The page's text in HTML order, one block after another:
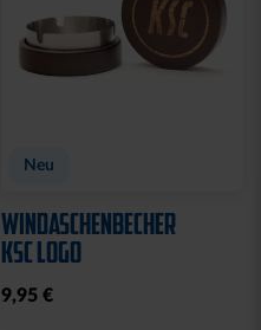
Neu
WINDASCHENBECHER
KSC LOGO
9,95 €